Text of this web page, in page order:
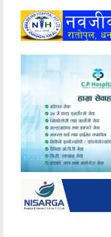
खेलकुद
मनोरञ्जन
अन्य